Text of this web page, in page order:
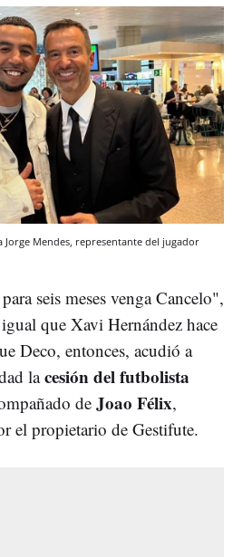
Jorge Mendes, representante del jugador
seis meses venga Cancelo",
que Xavi Hernández hace
Deco, entonces, acudió a
lacesión del futbolista
de Joao Félix,
el propietario de Gestifute.